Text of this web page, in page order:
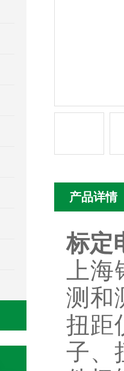
产品详情
标定
上
测和
扭距
子、